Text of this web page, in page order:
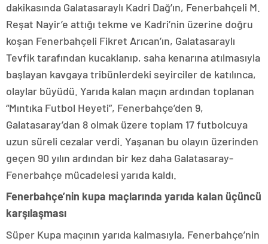
dakikasında Galatasaraylı Kadri Dağ’ın, Fenerbahçeli M.
Reşat Nayir’e attığı tekme ve Kadri’nin üzerine doğru
koşan Fenerbahçeli Fikret Arıcan’ın, Galatasaraylı
Tevfik tarafından kucaklanıp, saha kenarına atılmasıyla
başlayan kavgaya tribünlerdeki seyirciler de katılınca,
olaylar büyüdü. Yarıda kalan maçın ardından toplanan
“Mıntıka Futbol Heyeti”, Fenerbahçe’den 9,
Galatasaray’dan 8 olmak üzere toplam 17 futbolcuya
uzun süreli cezalar verdi. Yaşanan bu olayın üzerinden
geçen 90 yılın ardından bir kez daha Galatasaray-
Fenerbahçe mücadelesi yarıda kaldı.
Fenerbahçe’nin kupa maçlarında yarıda kalan üçüncü
karşılaşması
Süper Kupa maçının yarıda kalmasıyla, Fenerbahçe’nin